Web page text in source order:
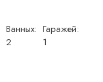
Ванных:
2
Гаражей:
1